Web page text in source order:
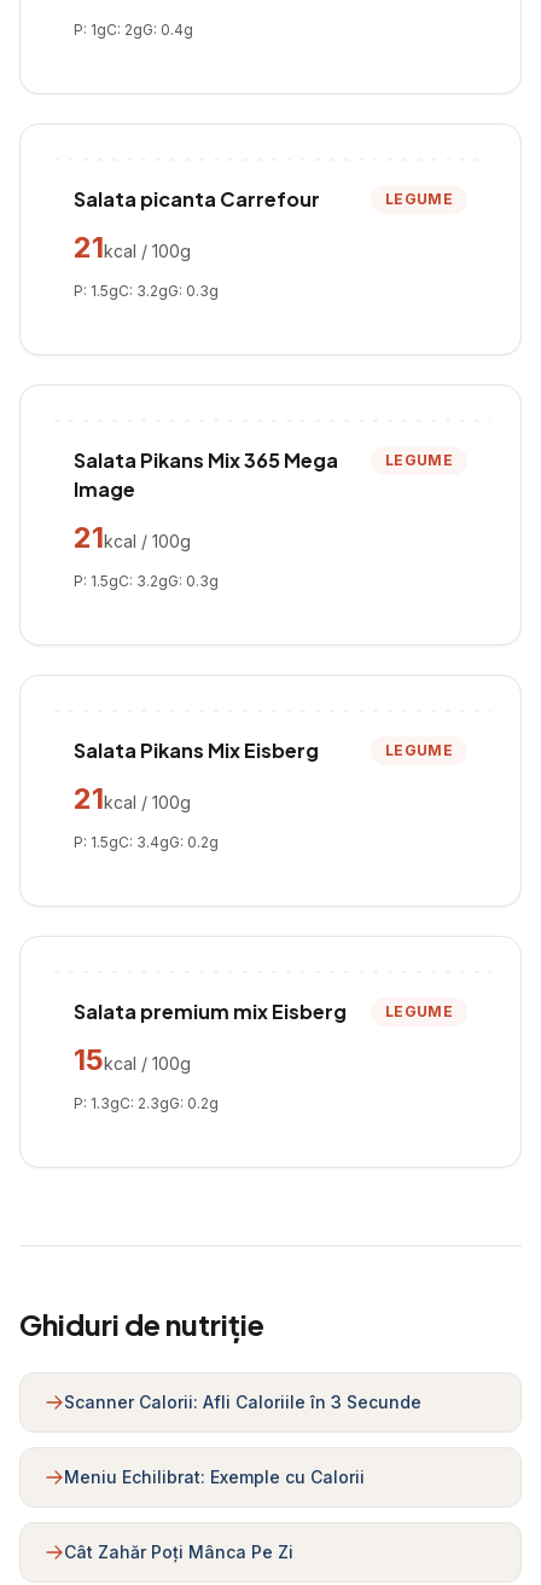
P: 1gC: 2gG: 0.4g
Salata picanta Carrefour LEGUME
21kcal / 100g
P: 1.5gC: 3.2gG: 0.3g
Salata Pikans Mix 365 Mega
Image
LEGUME
21kcal / 100g
P: 1.5gC: 3.2gG: 0.3g
Salata Pikans Mix Eisberg LEGUME
21kcal / 100g
P: 1.5gC: 3.4gG: 0.2g
Salata premium mix Eisberg LEGUME
15kcal / 100g
P: 1.3gC: 2.3gG: 0.2g
Ghiduri de nutriție
Scanner Calorii: Afli Caloriile în 3 Secunde
Meniu Echilibrat: Exemple cu Calorii
Cât Zahăr Poți Mânca Pe Zi